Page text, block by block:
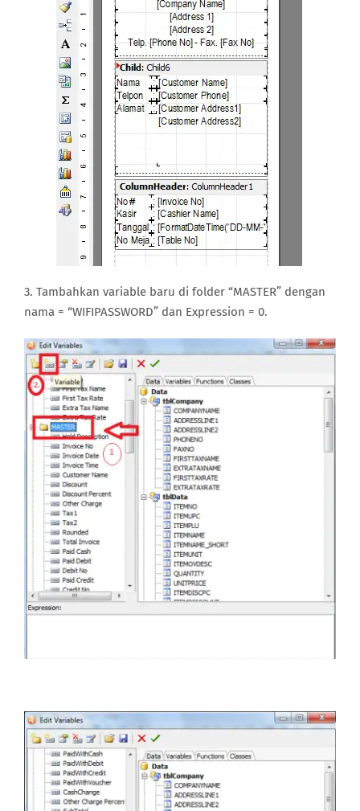
3. Tambahkan variable baru di folder “MASTER” dengan
nama = “WIFIPASSWORD” dan Expression = 0.